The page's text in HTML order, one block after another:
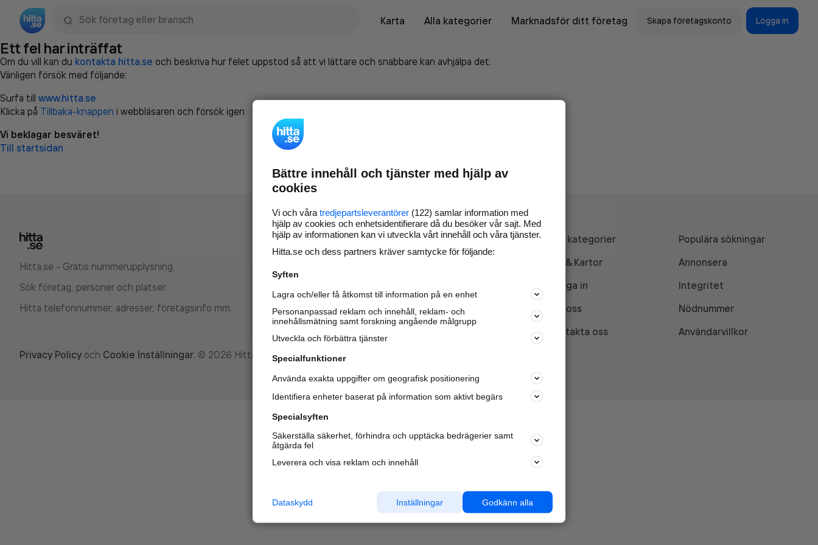
Karta
Alla kategorier Marknadsför ditt företag Skapa företagskonto Logga in
Ett fel har inträffat
Om du vill kan du kontakta hitta.se och beskriva hur felet uppstod så att vi lättare och snabbare kan avhjälpa det.
Vänligen försök med följande:
Surfa till www.hitta.se
Klicka på Tillbaka-knappen i webbläsaren och försök igen
Vi beklagar besväret!
Till startsidan
Hitta.se - Gratis nummerupplysning.
Sök företag, personer och platser.
Hitta telefonnummer, adresser, företagsinfo mm.
Marknadsför företaget på
nya kunder och
samarbetspartners nära dig.
Läs mer här
Alla kategorier
Populära sökningar
API & Kartor
Annonsera
Logga in
Integritet
Om oss
Nödnummer
Kontakta oss
Användarvillkor
Privacy Policy och Cookie Inställningar. © 2026 Hitta.se
Bättre innehåll och tjänster med hjälp av
cookies
Vi och våra tredjepartsleverantörer (122) samlar information med
hjälp av cookies och enhetsidentifierare då du besöker vår sajt. Med
hjälp av informationen kan vi utveckla vårt innehåll och våra tjänster.
Hitta.se och dess partners kräver samtycke för följande:
Syften
Lagra och/eller få åtkomst till information på en enhet
Personanpassad reklam och innehåll, reklam- och
innehållsmätning samt forskning angående målgrupp
Utveckla och förbättra tjänster
Specialfunktioner
Använda exakta uppgifter om geografisk positionering
Identifiera enheter baserat på information som aktivt begärs
Specialsyften
Säkerställa säkerhet, förhindra och upptäcka bedrägerier samt
åtgärda fel
Leverera och visa reklam och innehåll
Godkänn alla
Inställningar
Dataskydd